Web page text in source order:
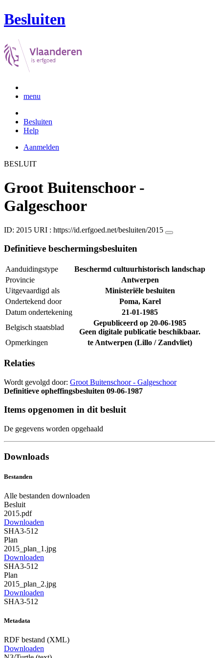
Besluiten
menu
Besluiten
Help
Aanmelden
BESLUIT
Groot Buitenschoor -
Galgeschoor
ID: 2015 URI : https://id.erfgoed.net/besluiten/2015
Definitieve beschermingsbesluiten
Aanduidingstype
Beschermd cultuurhistorisch landschap
Provincie
Antwerpen
Uitgevaardigd als
Ministeriële besluiten
Ondertekend door
Poma, Karel
Datum ondertekening
21-01-1985
Belgisch staatsblad
Gepubliceerd op 20-06-1985
Geen digitale publicatie beschikbaar.
Opmerkingen
te Antwerpen (Lillo / Zandvliet)
Relaties
Wordt gevolgd door: Groot Buitenschoor - Galgeschoor
Definitieve opheffingsbesluiten 09-06-1987
Items opgenomen in dit besluit
De gegevens worden opgehaald
Downloads
Bestanden
Alle bestanden downloaden
Besluit
2015.pdf
Downloaden
SHA3-512
Plan
2015_plan_1.jpg
Downloaden
SHA3-512
Plan
2015_plan_2.jpg
Downloaden
SHA3-512
Metadata
RDF bestand (XML)
Downloaden